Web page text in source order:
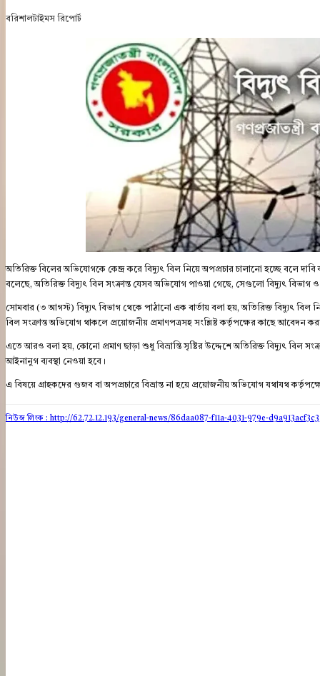
বরিশালটাইমস রিপোর্ট
অতিরিক্ত বিলের অভিযোগকে কেন্দ্র করে বিদ্যুৎ বিল নিয়ে অপপ্রচার চালানো হচ্ছে বলে দাবি
বলেছে, অতিরিক্ত বিদ্যুৎ বিল সংক্রান্ত যেসব অভিযোগ পাওয়া গেছে, সেগুলো বিদ্যুৎ বিভাগ ও
সোমবার (৩ আগস্ট) বিদ্যুৎ বিভাগ থেকে পাঠানো এক বার্তায় বলা হয়, অতিরিক্ত বিদ্যুৎ বিল
বিল সংক্রান্ত অভিযোগ থাকলে প্রয়োজনীয় প্রমাণপত্রসহ সংশ্লিষ্ট কর্তৃপক্ষের কাছে আবেদন
এতে আরও বলা হয়, কোনো প্রমাণ ছাড়া শুধু বিভ্রান্তি সৃষ্টির উদ্দেশে অতিরিক্ত বিদ্যুৎ বিল
আইনানুগ ব্যবস্থা নেওয়া হবে।
এ বিষয়ে গ্রাহকদের গুজব বা অপপ্রচারে বিভ্রান্ত না হয়ে প্রয়োজনীয় অভিযোগ যথাযথ
নিউজ লিংক : http://62.72.12.193/general-news/86daa087-f11a-4031-979e-d9a913acf3c3